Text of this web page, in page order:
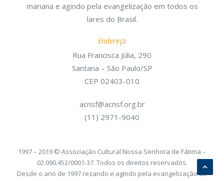
mariana e agindo pela evangelização em todos os
lares do Brasil.
Endereço
Rua Francisca Júlia, 290
Santana – São Paulo/SP
CEP 02403-010
acnsf@acnsf.org.br
(11) 2971-9040
1997 – 2019 © Associação Cultural Nossa Senhora de Fátima –
02.090.452/0001-37. Todos os direitos reservados.
Desde o ano de 1997 rezando e agindo pela evangelização do